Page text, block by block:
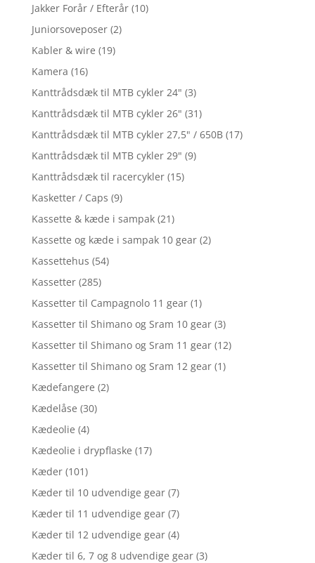
Jakker Forår / Efterår (10)
Juniorsoveposer (2)
Kabler & wire (19)
Kamera (16)
Kanttrådsdæk til MTB cykler 24" (3)
Kanttrådsdæk til MTB cykler 26" (31)
Kanttrådsdæk til MTB cykler 27,5" / 650B (17)
Kanttrådsdæk til MTB cykler 29" (9)
Kanttrådsdæk til racercykler (15)
Kasketter / Caps (9)
Kassette & kæde i sampak (21)
Kassette og kæde i sampak 10 gear (2)
Kassettehus (54)
Kassetter (285)
Kassetter til Campagnolo 11 gear (1)
Kassetter til Shimano og Sram 10 gear (3)
Kassetter til Shimano og Sram 11 gear (12)
Kassetter til Shimano og Sram 12 gear (1)
Kædefangere (2)
Kædelåse (30)
Kædeolie (4)
Kædeolie i drypflaske (17)
Kæder (101)
Kæder til 10 udvendige gear (7)
Kæder til 11 udvendige gear (7)
Kæder til 12 udvendige gear (4)
Kæder til 6, 7 og 8 udvendige gear (3)